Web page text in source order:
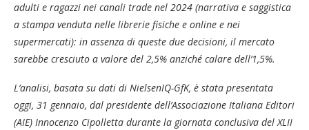
adulti e ragazzi nei canali trade nel 2024 (narrativa e saggistica
a stampa venduta nelle librerie fisiche e online e nei
supermercati): in assenza di queste due decisioni, il mercato
sarebbe cresciuto a valore del 2,5% anziché calare dell’1,5%.
L’analisi, basata su dati di NielsenIQ-GfK, è stata presentata
oggi, 31 gennaio, dal presidente dell’Associazione Italiana Editori
(AIE) Innocenzo Cipolletta durante la giornata conclusiva del XLII